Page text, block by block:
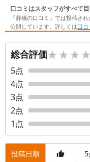
口コミはスタッフがすべて
「葬儀の口コミ」では投稿さ
公開しています。詳しくは口
総合評価
5点
4点
3点
2点
1 点
投稿日順 5